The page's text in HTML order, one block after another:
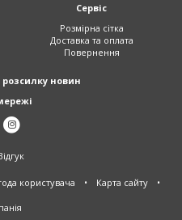
Сервіс
Розмірна сітка
Доставка та оплата
Повернення
новин
користувача • Карта сайту •